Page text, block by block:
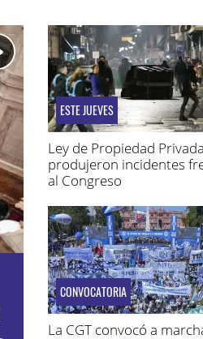
ESTE JUEVES
Ley de Propiedad
produjeron incidentes
al Congreso
CONVOCATORIA
La CGT convocó a